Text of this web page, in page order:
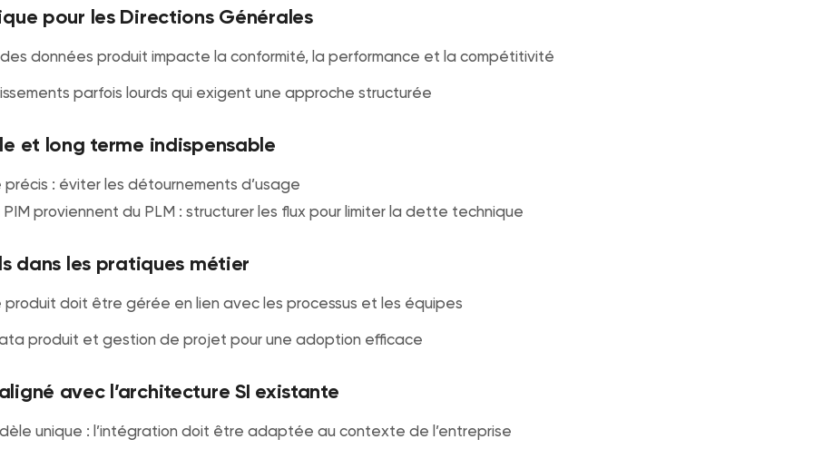
pour les Directions Générales
données produit impacte la conformité, la performance et la compétitivité
parfois lourds qui exigent une approche structurée
et long terme indispensable
: éviter les détournements d’usage
proviennent du PLM : structurer les flux pour limiter la dette technique
dans les pratiques métier
produit doit être gérée en lien avec les processus et les équipes
produit et gestion de projet pour une adoption efficace
avec l’architecture SI existante
unique : l’intégration doit être adaptée au contexte de l’entreprise